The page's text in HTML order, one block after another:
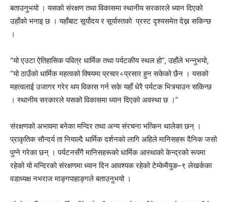
बताउनुभयो । यसको संरक्षण तथा विकासमा स्थानीय सरकारले ध्यान दिएको
उहाँको भनाइ छ । यहाँबाट सूर्योदय र सूर्यास्तको प्रस्ट दृश्यसमेत देख्न सकिन्छ
।
“यो एउटा ऐतिहासिक पवित्र धार्मिक तथा पर्यटकीय स्थल हो”, उहाँले भन्नुभयो,
“यो ठाउँको धार्मिक महत्वको विषयमा प्रचार÷प्रसार हुन सकेको छैन । यसको
महत्वलाई उजागर गरेर थप विकास गर्न सके यहाँ धेरै पर्यटक भित्र्याउन सकिन्छ
। स्थानीय सरकारले यसको विकासमा ध्यान दिएको अवस्था छ ।”
संरक्षणको अभावमा बनेका मन्दिर तथा अन्य संरचना भत्किन थालेका छन् ।
प्राकृतिक सौन्दर्य ता नियाल्दै धार्मिक दर्शनको लागि अहिले मानिसहरू दैनिक जसो
पुग्ने गरेका छन् । पर्यटनसँगै मानिसहरूको धार्मिक आस्थाको केन्द्रको रूपमा
रहेको यो मन्दिरको संरक्षणमा ध्यान दिन आवश्यक रहेको टेम्केमैयुङ–९ लेखर्कका
वडाध्यक्ष नभराज माङ्गपाहाङ्गले बताउनुभयो ।